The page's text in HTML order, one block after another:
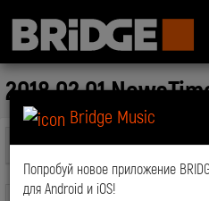
Bridge Music
Попробуй новое приложение
для Android и iOS!
2018.02.01
Все передачи